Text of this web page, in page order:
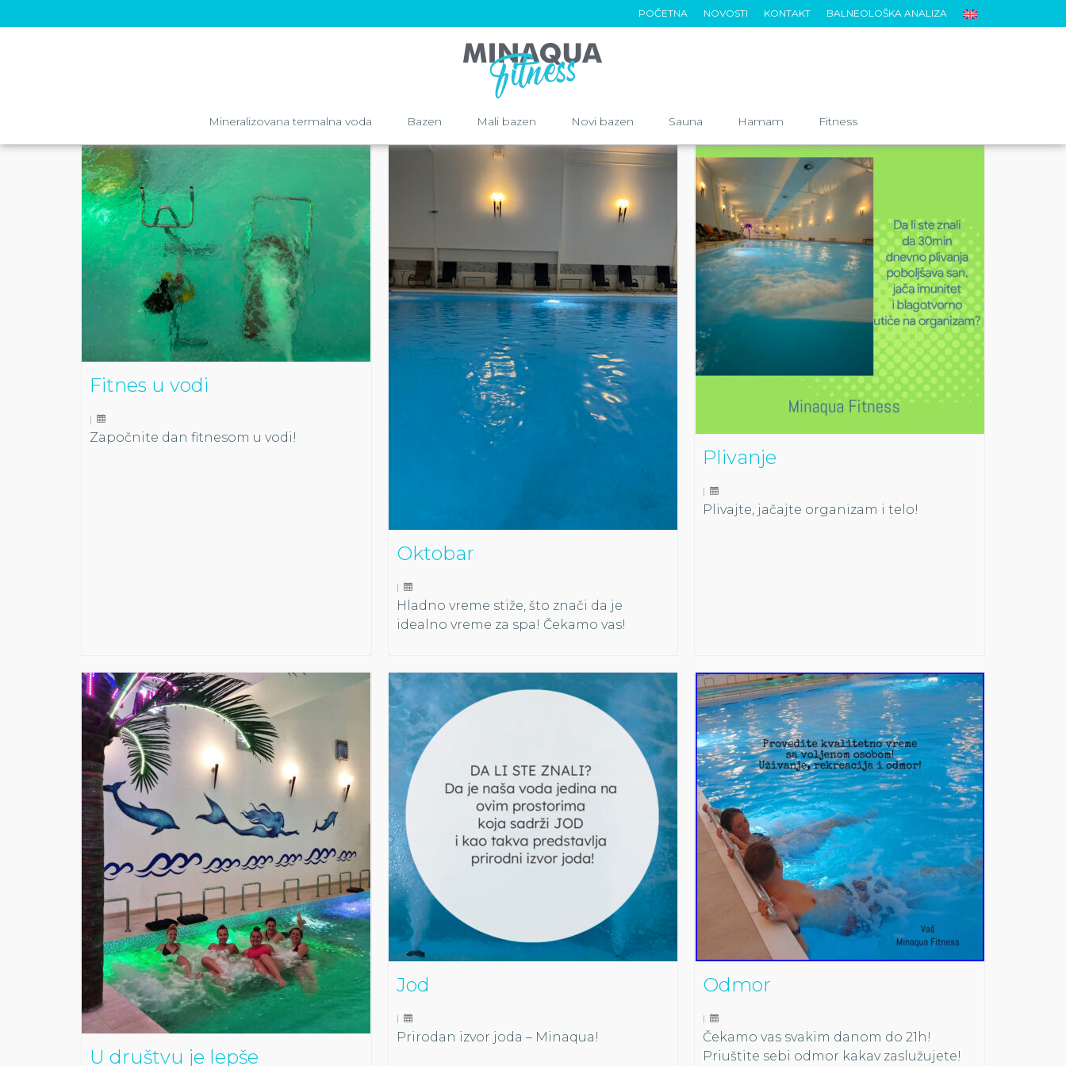
POČETNA NOVOSTI KONTAKT BALNEOLOŠKA ANALIZA
Mineralizovana termalna voda Bazen Mali bazen Novi bazen Sauna Hamam Fitness
Fitnes u vodi
|
Započnite dan fitnesom u vodi!
Oktobar
|
Hladno vreme stiže, što znači da je
idealno vreme za spa! Čekamo vas!
Plivanje
|
Plivajte, jačajte organizam i telo!
U društvu je lepše
Jod
|
Prirodan izvor joda – Minaqua!
Odmor
|
Čekamo vas svakim danom do 21h!
Priuštite sebi odmor kakav zaslužujete!